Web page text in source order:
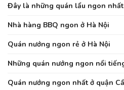
Đây là những quán lẩu ngon
Nhà hàng BBQ ngon ở Hà Nội
Quán nướng ngon rẻ ở Hà Nội
Những quán nướng ngon nổi
Quán nướng ngon nhất ở quận